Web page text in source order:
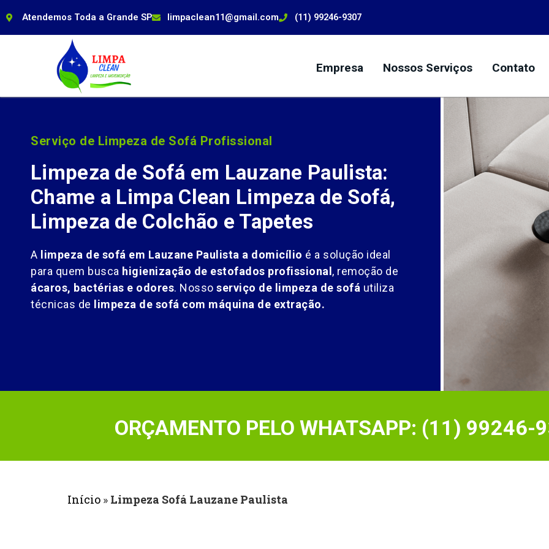
Atendemos Toda a Grande SP limpaclean11@gmail.com (11) 99246-9307
Empresa Nossos Serviços Contato
Serviço de Limpeza de Sofá Profissional
Limpeza de Sofá em Lauzane Paulista:
Chame a Limpa Clean Limpeza de Sofá,
Limpeza de Colchão e Tapetes
A limpeza de sofá em Lauzane Paulista a domicílio é a solução ideal
para quem busca higienização de estofados profissional, remoção de
ácaros, bactérias e odores. Nosso serviço de limpeza de sofá utiliza
técnicas de limpeza de sofá com máquina de extração.
ORÇAMENTO PELO WHATSAPP: (11) 99246-
Início » Limpeza Sofá Lauzane Paulista